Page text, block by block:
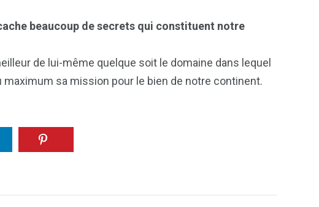
beaucoup de secrets qui constituent notre
de lui-même quelque soit le domaine dans lequel
sa mission pour le bien de notre continent.